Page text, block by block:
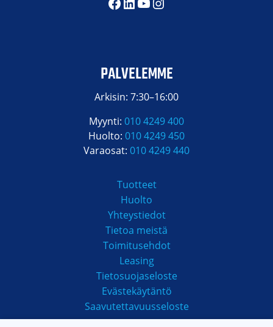
PALVELEMME
Arkisin: 7:30–16:00
Myynti: 010 4249 400
Huolto: 010 4249 450
Varaosat: 010 4249 440
Tuotteet
Huolto
Yhteystiedot
Tietoa meistä
Toimitusehdot
Leasing
Tietosuojaseloste
Evästekäytäntö
Saavutettavuusseloste